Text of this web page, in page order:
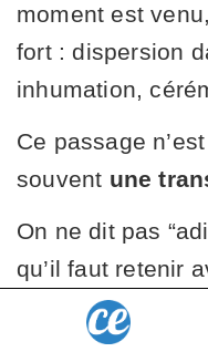
moment est
fort : dispersion
inhumation,
Ce passage
souvent une
On ne dit pas
qu’il faut retenir
Avant de